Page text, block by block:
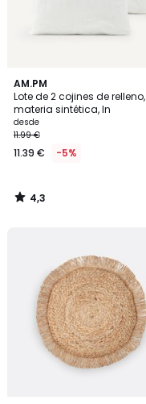
AM.PM
Lote de 2 cojines de relleno,
materia sintética, In
desde
11.99 €
11.39 € -5%
4,3
/ 5
4,3
/